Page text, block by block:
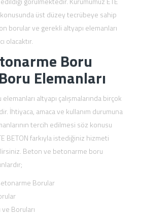
konusunda üst düzey tecrübeye sahip
borular ve gerekli altyapı elemanları
olacaktır.
Boru
Elemanları
altyapı çalışmalarında birçok
İhtiyaca, amaca ve kullanım durumuna
tercih edilmesi söz konusu
BETON farkıyla istediğiniz hizmeti
Beton ve betonarme boru
Borular
Boruları